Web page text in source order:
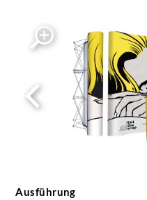
Ausführung